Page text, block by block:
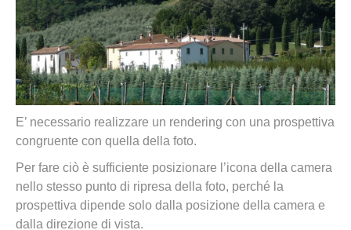
E’ necessario realizzare un rendering con una prospettiva
congruente con quella della foto.
Per fare ciò è sufficiente posizionare l’icona della camera
nello stesso punto di ripresa della foto, perché la
prospettiva dipende solo dalla posizione della camera e
dalla direzione di vista.